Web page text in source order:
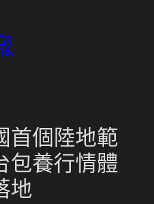
首個陸地範
包養行情體
地